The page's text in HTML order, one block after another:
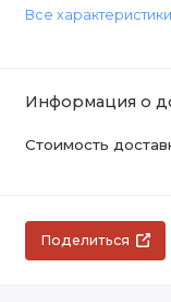
Все характеристики
Информация о
Стоимость
Поделиться